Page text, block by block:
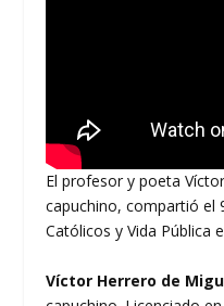
El profesor y poeta
capuchino, compartió el
Católicos y Vida Pública
Víctor Herrero de